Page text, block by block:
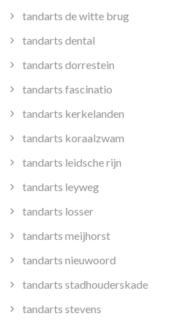
tandarts de witte brug
tandarts dental
tandarts dorrestein
tandarts fascinatio
tandarts kerkelanden
tandarts koraalzwam
tandarts leidsche rijn
tandarts leyweg
tandarts losser
tandarts meijhorst
tandarts nieuwoord
tandarts stadhouderskade
tandarts stevens